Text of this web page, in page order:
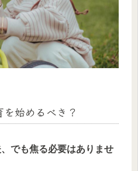
始めるべき？
でも焦る必要はありませ